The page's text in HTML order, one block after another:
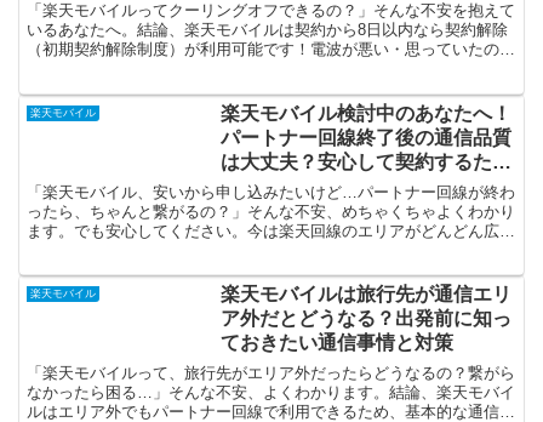
「楽天モバイルってクーリングオフできるの？」そんな不安を抱えて
いるあなたへ。結論、楽天モバイルは契約から8日以内なら契約解除
（初期契約解除制度）が利用可能です！電波が悪い・思っていたのと
楽天モバイル
楽天モバイル検討中のあなたへ！
パートナー回線終了後の通信品質
は大丈夫？安心して契約するため
のチェックポイント
「楽天モバイル、安いから申し込みたいけど…パートナー回線が終わ
ったら、ちゃんと繋がるの？」そんな不安、めちゃくちゃよくわかり
ます。でも安心してください。今は楽天回線のエリアがどんどん広が
楽天モバイル
楽天モバイルは旅行先が通信エリ
ア外だとどうなる？出発前に知っ
ておきたい通信事情と対策
「楽天モバイルって、旅行先がエリア外だったらどうなるの？繋がら
なかったら困る…」そんな不安、よくわかります。結論、楽天モバイ
ルはエリア外でもパートナー回線で利用できるため、基本的な通信は